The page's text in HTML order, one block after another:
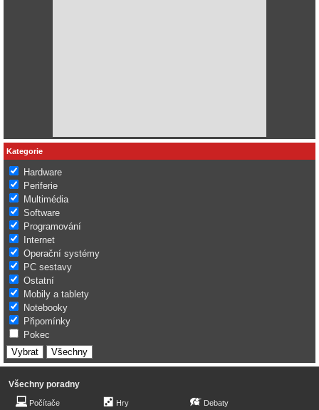
Kategorie
Hardware
Periferie
Multimédia
Software
Programování
Internet
Operační systémy
PC sestavy
Ostatní
Mobily a tablety
Notebooky
Připomínky
Pokec
Všechny poradny
Počítače Hry Debaty